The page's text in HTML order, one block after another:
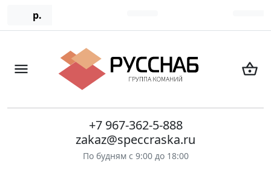
р.
+7 967-362-5-888
zakaz@speccraska.ru
По будням с 9:00 до 18:00